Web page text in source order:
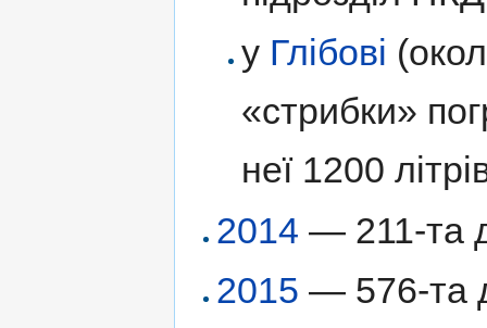
у Глібові
«стрибки»
неї 1200
2014 — 211-та
2015 — 576-та